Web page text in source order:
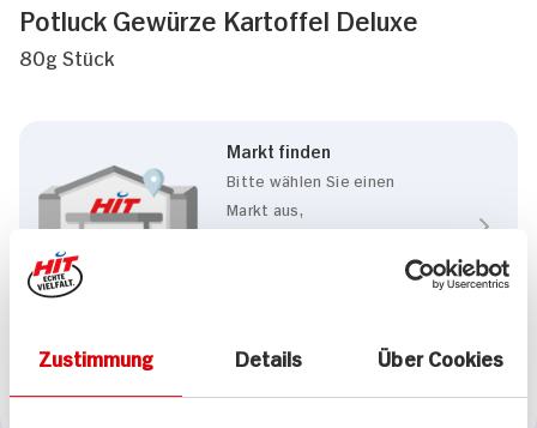
Zustimmung Details Über Cookies
Potluck Gewürze Kartoffel Deluxe
80g Stück
Markt finden
Bitte wählen Sie einen
Markt aus,
Marke